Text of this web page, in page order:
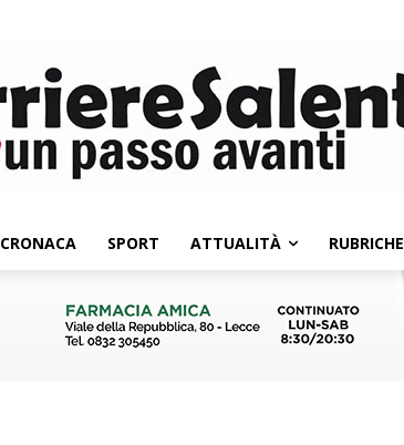
CRONACA SPORT ATTUALITÀ RUBRICHE